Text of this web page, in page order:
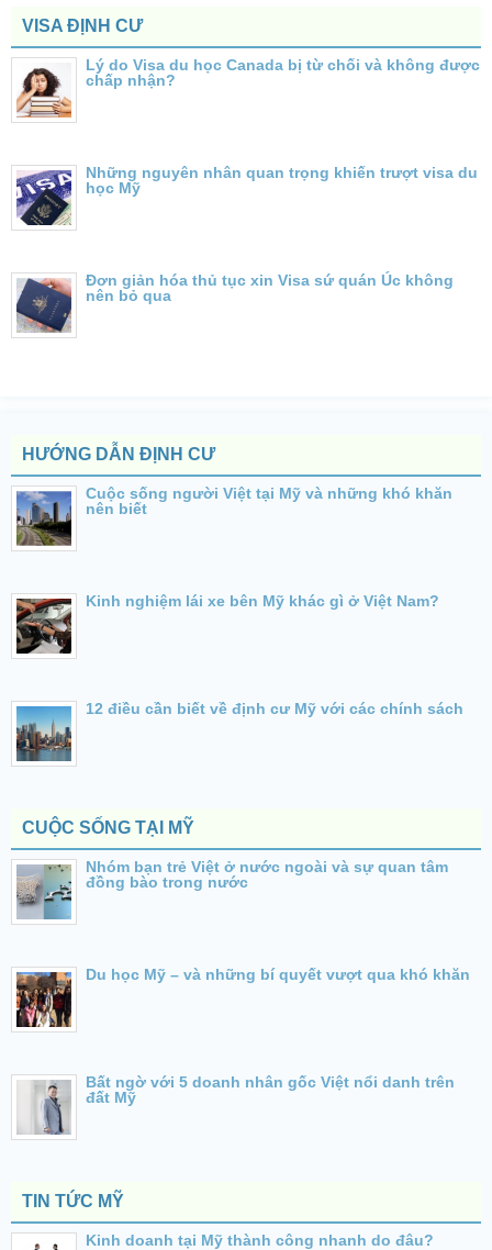
VISA ĐỊNH CƯ
Lý do Visa du học Canada bị từ chối và không được
chấp nhận?
Những nguyên nhân quan trọng khiến trượt visa du
học Mỹ
Đơn giản hóa thủ tục xin Visa sứ quán Úc không
nên bỏ qua
HƯỚNG DẪN ĐỊNH CƯ
Cuộc sống người Việt tại Mỹ và những khó khăn
nên biết
Kinh nghiệm lái xe bên Mỹ khác gì ở Việt Nam?
12 điều cần biết về định cư Mỹ với các chính sách
CUỘC SỐNG TẠI MỸ
Nhóm bạn trẻ Việt ở nước ngoài và sự quan tâm
đồng bào trong nước
Du học Mỹ – và những bí quyết vượt qua khó khăn
Bất ngờ với 5 doanh nhân gốc Việt nổi danh trên
đất Mỹ
TIN TỨC MỸ
Kinh doanh tại Mỹ thành công nhanh do đâu?